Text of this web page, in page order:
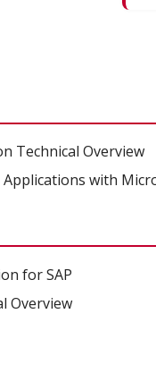
Technical Overview
with
for SAP
Overview